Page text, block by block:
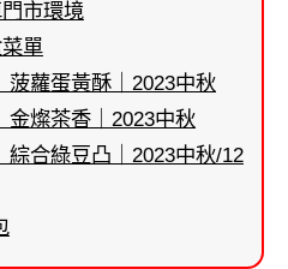
市環境
單
菠蘿蛋黃酥｜2023中秋
金燦茶香｜2023中秋
綜合綠豆凸｜2023中秋/12